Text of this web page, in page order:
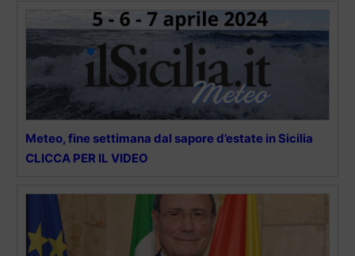
Meteo, fine settimana dal sapore d’estate in Sicilia
CLICCA PER IL VIDEO